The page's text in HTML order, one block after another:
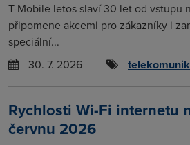
T-Mobile letos slaví 30 let od vstupu
připomene akcemi pro zákazníky i
speciální...
30. 7. 2026
Rychlosti Wi-Fi internetu
červnu 2026